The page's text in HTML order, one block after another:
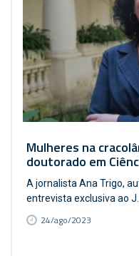
Mulheres na
doutorado em
A jornalista Ana Trigo,
entrevista exclusiva ao
24/ago/2023